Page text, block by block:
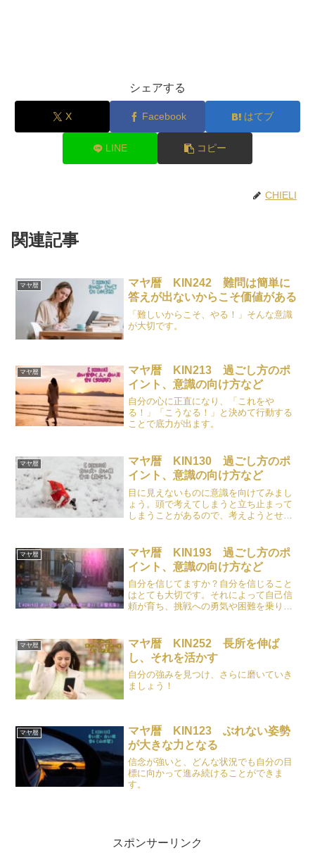
シェアする
X Facebook はてブ
LINE コピー
CHIELI
関連記事
マヤ暦
マヤ暦 KIN242 難問は簡単に
答えが出ないからこそ価値がある
「難しいからこそ、やる！」そんな意識
が大切です。
マヤ暦
マヤ暦 KIN213 過ごし方のポ
イント、意識の向け方など
自分の心に正直になり、「これをや
る！」「こうなる！」と決めて行動する
ことで底力が出ます。
マヤ暦
マヤ暦 KIN130 過ごし方のポ
イント、意識の向け方など
目に見えないものに意識を向けてみまし
ょう。頭で考えてしまうと立ち止まって
しまうことがあるので、考えようとせ
マヤ暦
マヤ暦 KIN193 過ごし方のポ
イント、意識の向け方など
自分を信じてますか？自分を信じること
はとても大切です。それによって自己信
頼が育ち、挑戦への勇気や困難を乗り越
活態度を促進することができます。
マヤ暦
マヤ暦 KIN252 長所を伸ば
し、それを活かす
自分の強みを見つけ、さらに磨いていき
ましょう！
マヤ暦
マヤ暦 KIN123 ぶれない姿勢
が大きな力となる
信念が強いと、どんな状況でも自分の目
標に向かって進み続けることができま
す。
スポンサーリンク